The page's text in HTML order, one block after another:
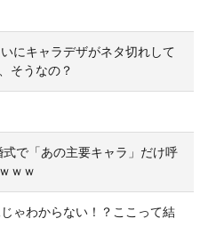
にキャラデザがネタ切れして
そうなの？
式で「あの主要キャラ」だけ呼
ｗｗ
ゃわからない！？ここって結